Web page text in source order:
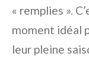
« remplies ».
moment idéal
leur pleine